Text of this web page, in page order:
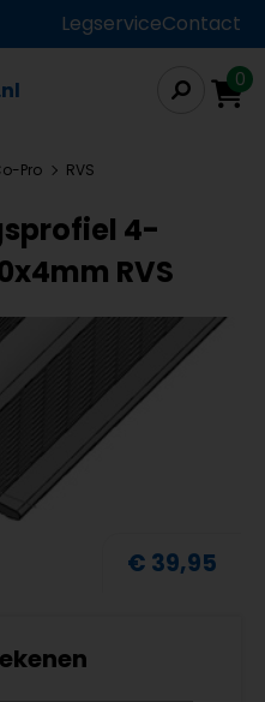
LegserviceContact
0
Pro RVS
4-
RVS
€ 39,95